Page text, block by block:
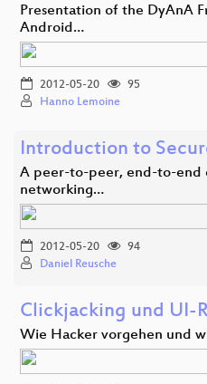
Presentation of the DyAnA
Android…
2012-05-20
95
Hanno Lemoine
Introduction to
A peer-to-peer, end-to-end
networking…
2012-05-20
94
Daniel Reusche
Clickjacking und UI-
Wie Hacker vorgehen und